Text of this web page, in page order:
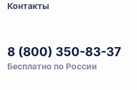
Контакты
8 (800) 350-83-37
Бесплатно по России